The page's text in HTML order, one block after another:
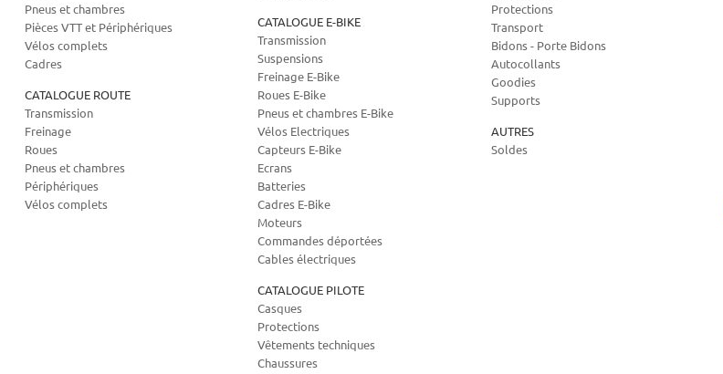
Pneus et chambres
Pièces VTT et Périphériques
Vélos complets
Cadres
CATALOGUE ROUTE
Transmission
Freinage
Roues
Pneus et chambres
Périphériques
Vélos complets
CATALOGUE E-BIKE
Transmission
Suspensions
Freinage E-Bike
Roues E-Bike
Pneus et chambres E-Bike
Vélos Electriques
Capteurs E-Bike
Ecrans
Batteries
Cadres E-Bike
Moteurs
Commandes déportées
Cables électriques
CATALOGUE PILOTE
Casques
Protections
Vêtements techniques
Chaussures
Protections
Transport
Bidons - Porte Bidons
Autocollants
Goodies
Supports
AUTRES
Soldes